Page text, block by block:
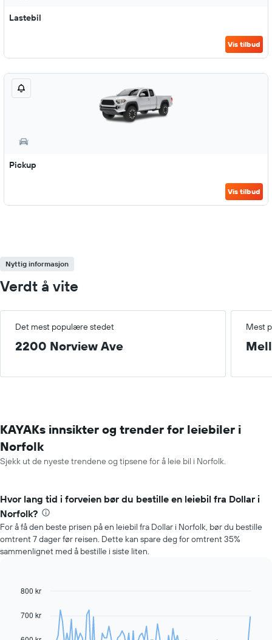
Lastebil
Vis tilbud
Pickup
Vis tilbud
Nyttig informasjon
Verdt å vite
Det mest populære stedet Mest
2200 Norview Ave
KAYAKs innsikter og trender for leiebiler i
Norfolk
Sjekk ut de nyeste trendene og tipsene for å leie bil i Norfolk.
Hvor lang tid i forveien bør du bestille en leiebil fra Dollar i
Norfolk?
For å få den beste prisen på en leiebil fra Dollar i Norfolk, bør du bestille
omtrent 7 dager før reisen. Dette kan spare deg for omtrent 35%
sammenlignet med å bestille i siste liten.
Line
91
Chart
700 kr
800 kr